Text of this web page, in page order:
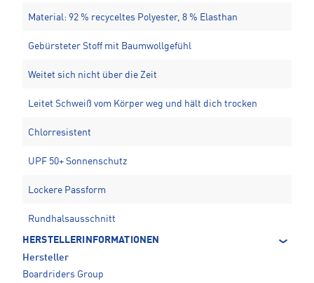
Material: 92 % recyceltes Polyester, 8 % Elasthan
Gebürsteter Stoff mit Baumwollgefühl
Weitet sich nicht über die Zeit
Leitet Schweiß vom Körper weg und hält dich trocken
Chlorresistent
UPF 50+ Sonnenschutz
Lockere Passform
Rundhalsausschnitt
HERSTELLERINFORMATIONEN
Hersteller
Boardriders Group